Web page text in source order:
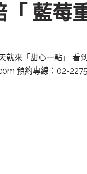
藍莓
就來「甜心一點」
預約專線：02-